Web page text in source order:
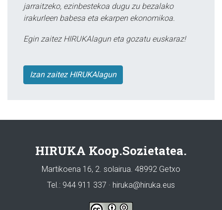
jarraitzeko, ezinbestekoa dugu zu bezalako
irakurleen babesa eta ekarpen ekonomikoa.
Egin zaitez HIRUKAlagun eta gozatu euskaraz!
Izan zaitez HIRUKAlagun
HIRUKA Koop.Sozietatea.
Martikoena 16, 2. solairua. 48992 Getxo
Tel.: 944 911 337 · hiruka@hiruka.eus